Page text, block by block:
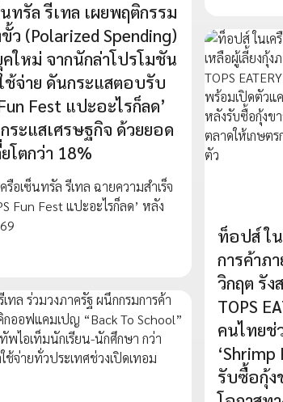
ทรัล รีเทล เผยพฤติกรรม
(Polarized Spending)
ใหม่ จากนักล่าโปรโมชัน
ช้จ่าย ดันกระแสตอบรับ
Fest แปะอะไรก็ลด’
ระแสเศรษฐกิจ ด้วยยอด
โตกว่า 18%
อเซ็นทรัล รีเทล ฉายความสำเร็จ
Fun Fest แปะอะไรก็ลด’ หลัง
ท็อปส์ ใ
การค้าภ
วิกฤต รั
TOPS
คนไทยช่
รับซื้อกุ้ง